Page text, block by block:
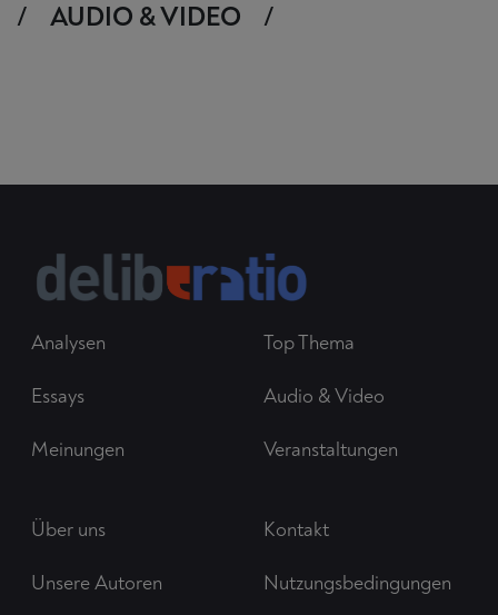
AUDIO & VIDEO
Analysen
Essays
Meinungen
Top Thema
Audio & Video
Veranstaltungen
Über uns
Unsere Autoren
Kontakt
Nutzungsbedingungen